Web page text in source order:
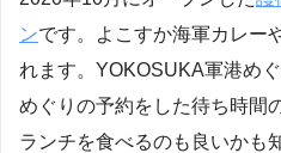
ンです。よこすか海軍カレー
れます。YOKOSUKA軍港め
めぐりの予約をした待ち時間
ランチを食べるのも良いかも